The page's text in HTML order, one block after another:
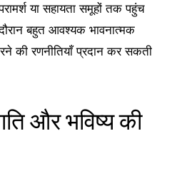
या सहायता समूहों तक पहुंच
बहुत आवश्यक भावनात्मक
की रणनीतियाँ प्रदान कर सकती
और भविष्य की